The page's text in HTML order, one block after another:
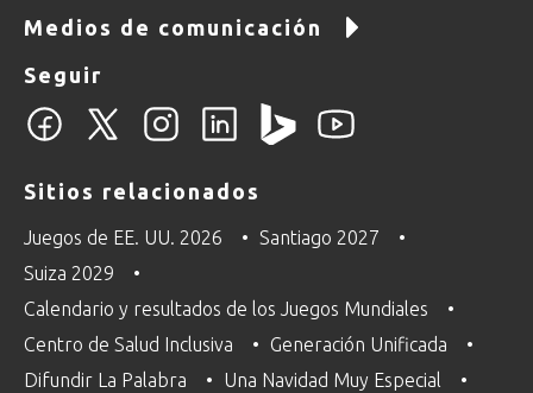
Medios de comunicación
Seguir
Sitios relacionados
Juegos de EE. UU. 2026
Santiago 2027
Suiza 2029
Calendario y resultados de los Juegos Mundiales
Centro de Salud Inclusiva
Generación Unificada
Difundir La Palabra
Una Navidad Muy Especial